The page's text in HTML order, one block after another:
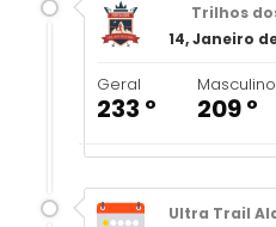
Trilhos
14, Janeiro
Geral
233 º 209 º
Ultra Trail